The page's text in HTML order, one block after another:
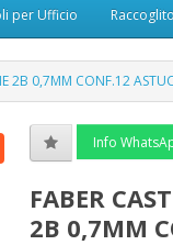
per Ufficio
2B 0,7MM CONF.12
Info
FABER
2B 0,7MM